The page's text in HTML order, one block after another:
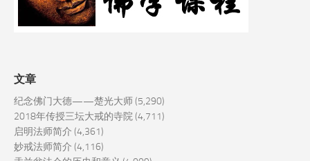
文章
纪念佛门大德——楚光大师(5,290)
2018年传授三坛大戒的寺院(4,711)
启明法师简介 (4,361)
妙戒法师简介 (4,116)